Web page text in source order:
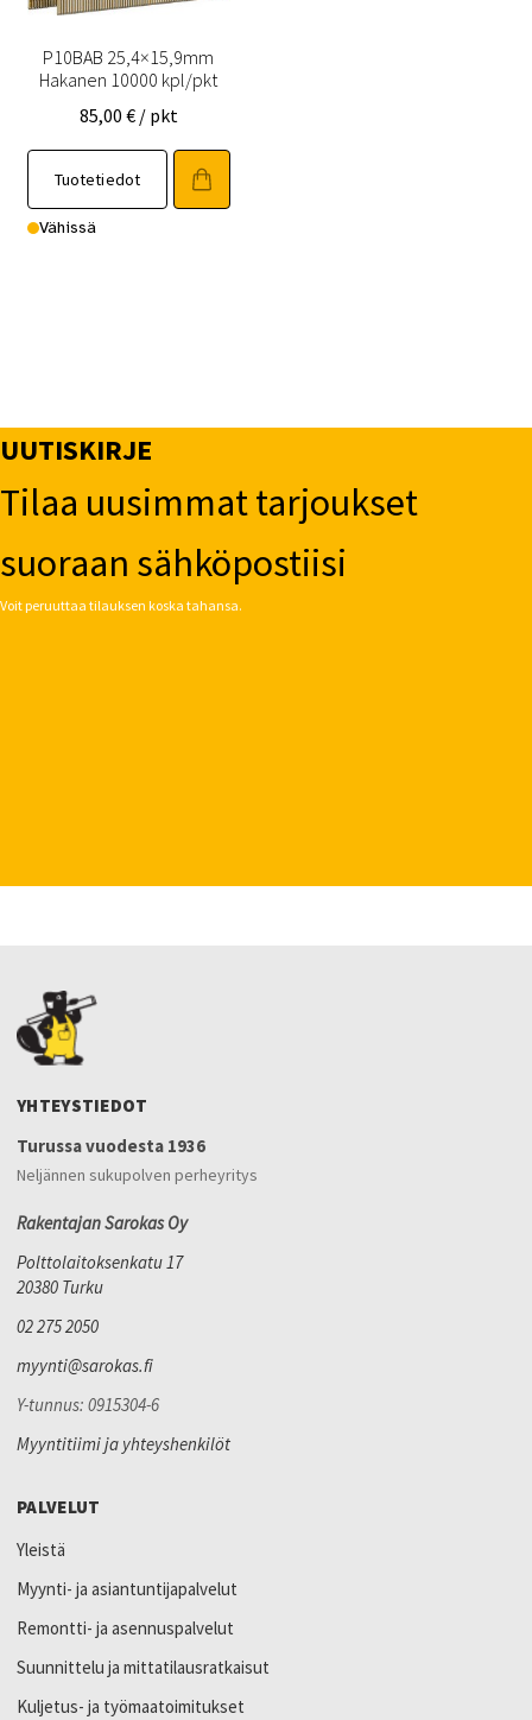
P10BAB 25,4×15,9mm
Hakanen 10000 kpl/pkt
85,00 € / pkt
Tuotetiedot
Vähissä
UUTISKIRJE
Tilaa uusimmat tarjoukset
suoraan sähköpostiisi
Voit peruuttaa tilauksen koska tahansa.
YHTEYSTIEDOT
Turussa vuodesta 1936
Neljännen sukupolven perheyritys
Rakentajan Sarokas Oy
Polttolaitoksenkatu 17
20380 Turku
02 275 2050
myynti@sarokas.fi
Y-tunnus: 0915304-6
Myyntitiimi ja yhteyshenkilöt
PALVELUT
Yleistä
Myynti- ja asiantuntijapalvelut
Remontti- ja asennuspalvelut
Suunnittelu ja mittatilausratkaisut
Kuljetus- ja työmaatoimitukset